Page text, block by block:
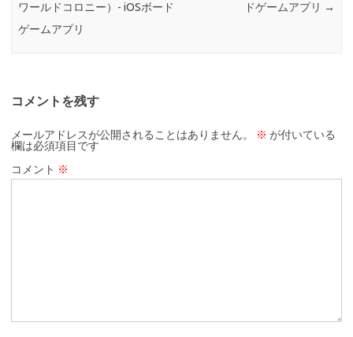
ワールドコロニー）- iOSボード
ゲームアプリ
ドゲームアプリ →
コメントを残す
メールアドレスが公開されることはありません。 ※ が付いている
欄は必須項目です
コメント ※